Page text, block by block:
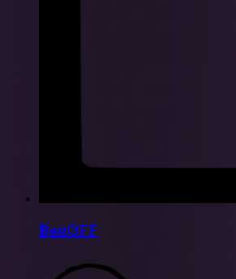
BestOFF